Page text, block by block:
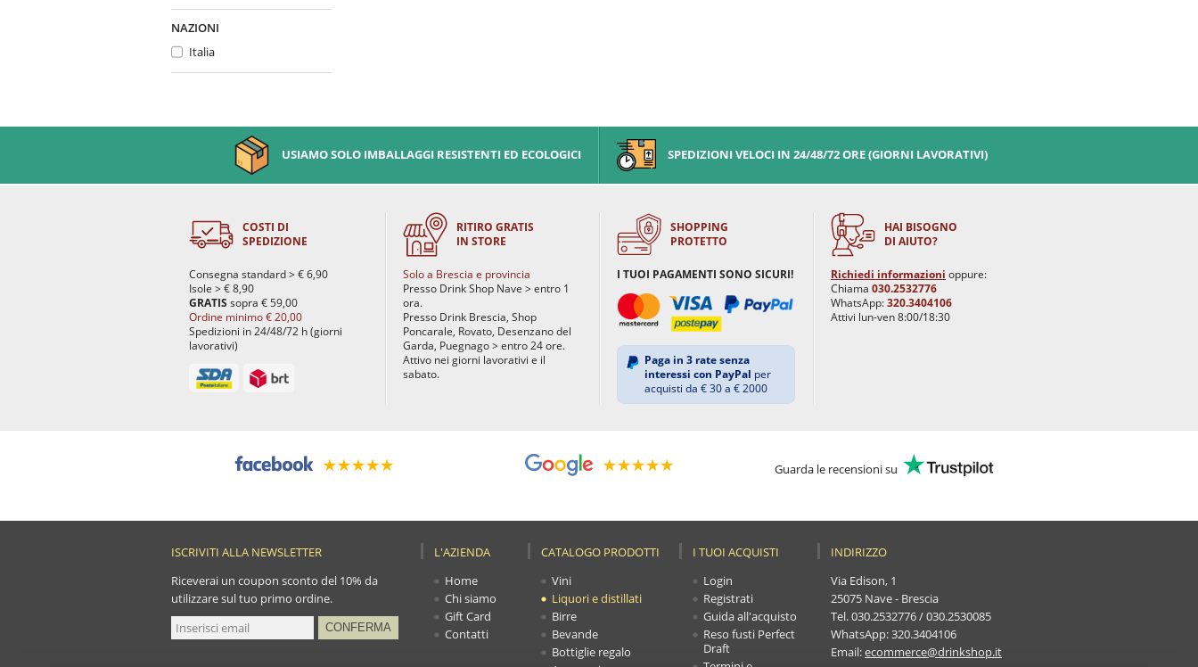
NAZIONI
Italia
USIAMO SOLO IMBALLAGGI RESISTENTI ED ECOLOGICI SPEDIZIONI VELOCI IN 24/48/72 ORE (GIORNI LAVORATIVI)
COSTI DI
SPEDIZIONE
Consegna standard > € 6,90
Isole > € 8,90
GRATIS sopra € 59,00
Ordine minimo € 20,00
Spedizioni in 24/48/72 h (giorni
lavorativi)
RITIRO GRATIS
IN STORE
Solo a Brescia e provincia
Presso Drink Shop Nave > entro 1
ora.
Presso Drink Brescia, Shop
Poncarale, Rovato, Desenzano del
Garda, Puegnago > entro 24 ore.
Attivo nei giorni lavorativi e il
sabato.
SHOPPING
PROTETTO
I TUOI PAGAMENTI SONO SICURI!
Paga in 3 rate senza
interessi con PayPal per
acquisti da € 30 a € 2000
HAI BISOGNO
DI AIUTO?
Richiedi informazioni oppure:
Chiama 030.2532776
WhatsApp:320.3404106
Attivi lun-ven 8:00/18:30
Guarda le recensioni su
ISCRIVITI ALLA NEWSLETTER
Riceverai un coupon sconto del 10% da
utilizzare sul tuo primo ordine.
L'AZIENDA
Home
Chi siamo
Gift Card
Contatti
CATALOGO PRODOTTI
Vini
Liquori e distillati
Birre
Bevande
Bottiglie regalo
I TUOI ACQUISTI
Login
Registrati
Guida all'acquisto
Reso fusti Perfect
Draft
INDIRIZZO
Via Edison, 1
25075 Nave - Brescia
Tel.030.2532776/030.2530085
WhatsApp:320.3404106
Email:ecommerce@drinkshop.it